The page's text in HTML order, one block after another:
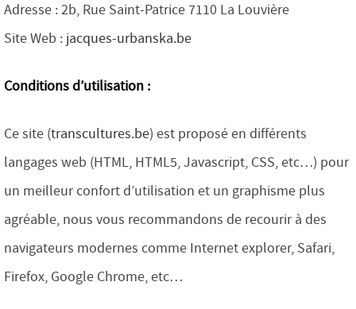
Adresse : 2b, Rue Saint-Patrice 7110 La Louvière
Site Web : jacques-urbanska.be
Conditions d’utilisation :
Ce site (transcultures.be) est proposé en différents
langages web (HTML, HTML5, Javascript, CSS, etc…) pour
un meilleur confort d’utilisation et un graphisme plus
agréable, nous vous recommandons de recourir à des
navigateurs modernes comme Internet explorer, Safari,
Firefox, Google Chrome, etc…